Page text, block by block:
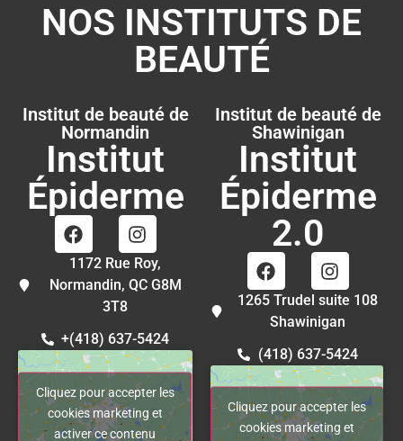
NOS INSTITUTS DE
BEAUTÉ
Institut de beauté de
Normandin
Institut
Épiderme
1172 Rue Roy,
Normandin, QC G8M
3T8
+(418) 637-5424
Cliquez pour accepter les
cookies marketing et
activer ce contenu
Institut de beauté de
Shawinigan
Institut
Épiderme
2.0
1265 Trudel suite 108
Shawinigan
(418) 637-5424
Cliquez pour accepter les
cookies marketing et